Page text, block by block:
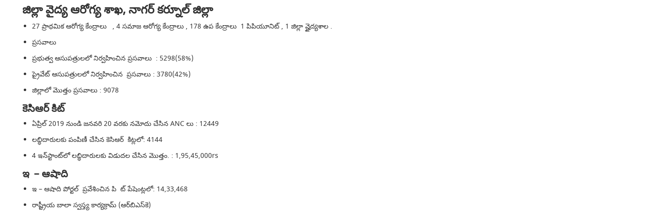
జిల్లా వైద్య ఆరోగ్య శాఖ, నాగర్ కర్నూల్ జిల్లా
27 ప్రాథమిక ఆరోగ్య కేంద్రాలు , 4 సమాజ ఆరోగ్య కేంద్రాలు , 178 ఉప కేంద్రాలు 1 పిపియూనిట్ , 1 జిల్లా వ్హైద్యశాల .
ప్రసవాలు
ప్రభుత్వ ఆసుపత్రులలో నిర్వహించిన ప్రసవాలు : 5298(58%)
ప్రైవేట్ ఆసుపత్రులలో నిర్వహించిన ప్రసవాలు : 3780(42%)
జిల్లాలో మొత్తం ప్రసవాలు : 9078
కెసిఆర్ కిట్
ఏప్రిల్ 2019 నుండి జనవరి 20 వరకు నమోదు చేసిన ANC లు : 12449
లబ్ధిదారులకు పంపిణీ చేసిన కెసిఆర్ కిట్లలో: 4144
4 ఇన్‌స్టాంట్‌లో లబ్ధిదారులకు విడుదల చేసిన మొత్తం. : 1,95,45,000rs
ఇ – ఆషాది
ఇ – ఆషాది పోర్టల్ ప్రవేశించిన పి ట్ పేషెంట్లలో: 14,33,468
రాష్ట్రీయ బాలా స్వస్త్య కార్యక్రామ్ (ఆర్‌బిఎస్‌కె)